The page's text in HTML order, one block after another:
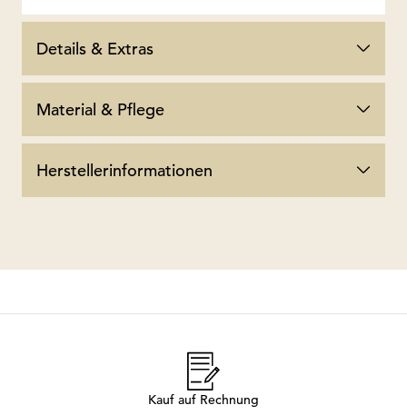
Details & Extras
Material & Pflege
Herstellerinformationen
Kauf auf Rechnung